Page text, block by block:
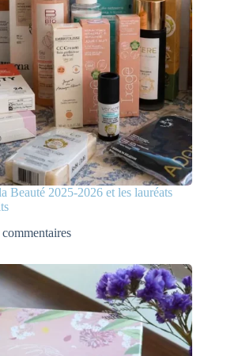
Beauté 2025-2026 et les lauréats